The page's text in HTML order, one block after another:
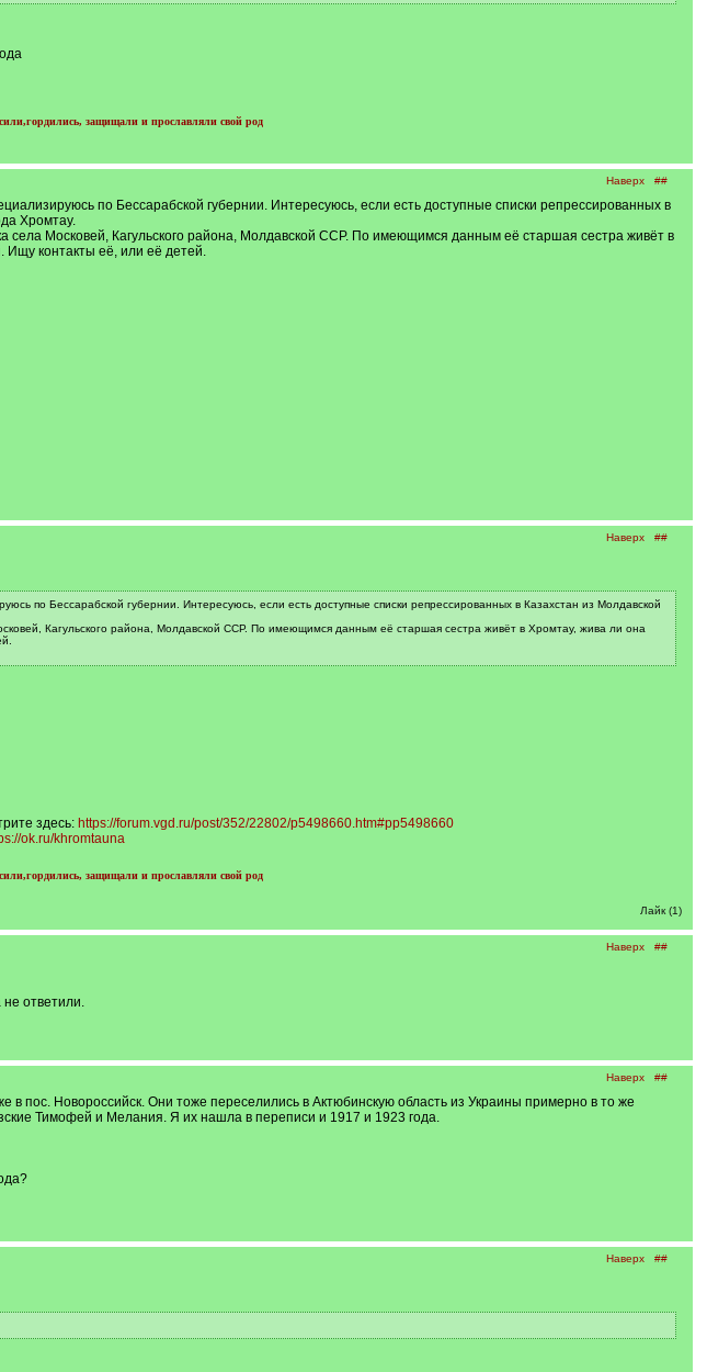
защищали и прославляли свой род
Наверх ##
по Бессарабской губернии. Интересуюсь, если есть доступные списки репрессированных в
Хромтау.
Московей, Кагульского района, Молдавской ССР. По имеющимся данным её старшая сестра живёт в
Ищу контакты её, или её детей.
Наверх ##
по Бессарабской губернии. Интересуюсь, если есть доступные списки репрессированных в Казахстан из Молдавской
Кагульского района, Молдавской ССР. По имеющимся данным её старшая сестра живёт в Хромтау, жива ли она
здесь: https://forum.vgd.ru/post/352/22802/p5498660.htm#pp5498660
ok.ru/khromtauna
защищали и прославляли свой род
Лайк (1)
Наверх ##
ответили.
Наверх ##
в пос. Новороссийск. Они тоже переселились в Актюбинскую область из Украины примерно в то же
Тимофей и Мелания. Я их нашла в переписи и 1917 и 1923 года.
Наверх ##